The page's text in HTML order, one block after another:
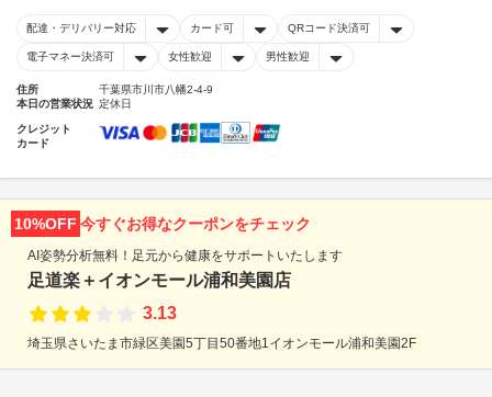
配達・デリバリー対応 カード可 QRコード決済可
電子マネー決済可 女性歓迎 男性歓迎
住所
千葉県市川市八幡2-4-9
本日の営業状況 定休日
クレジット
カード
10%OFF 今すぐお得なクーポンをチェック
AI姿勢分析無料！足元から健康をサポートいたします
足道楽＋イオンモール浦和美園店
3.13
埼玉県さいたま市緑区美園5丁目50番地1イオンモール浦和美園2F